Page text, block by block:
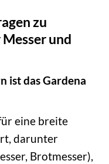
zu
und
ist das Gardena
eine breite
darunter
Brotmesser),